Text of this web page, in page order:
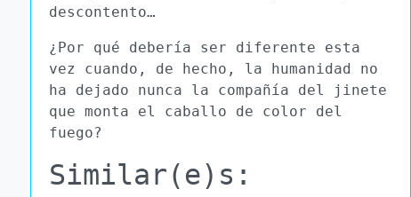
descontento…
¿Por qué debería ser diferente esta
vez cuando, de hecho, la humanidad no
ha dejado nunca la compañía del jinete
que monta el caballo de color del
fuego?
Similar(e)s: